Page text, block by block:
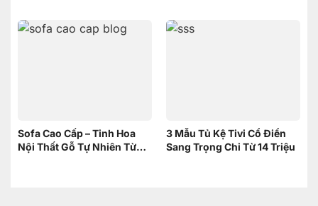
Sofa Cao Cấp – Tinh Hoa
Nội Thất Gỗ Tự Nhiên Từ
3 Mẫu Tủ Kệ Tivi Cổ Điển
Sang Trọng Chỉ Từ 14 Triệu